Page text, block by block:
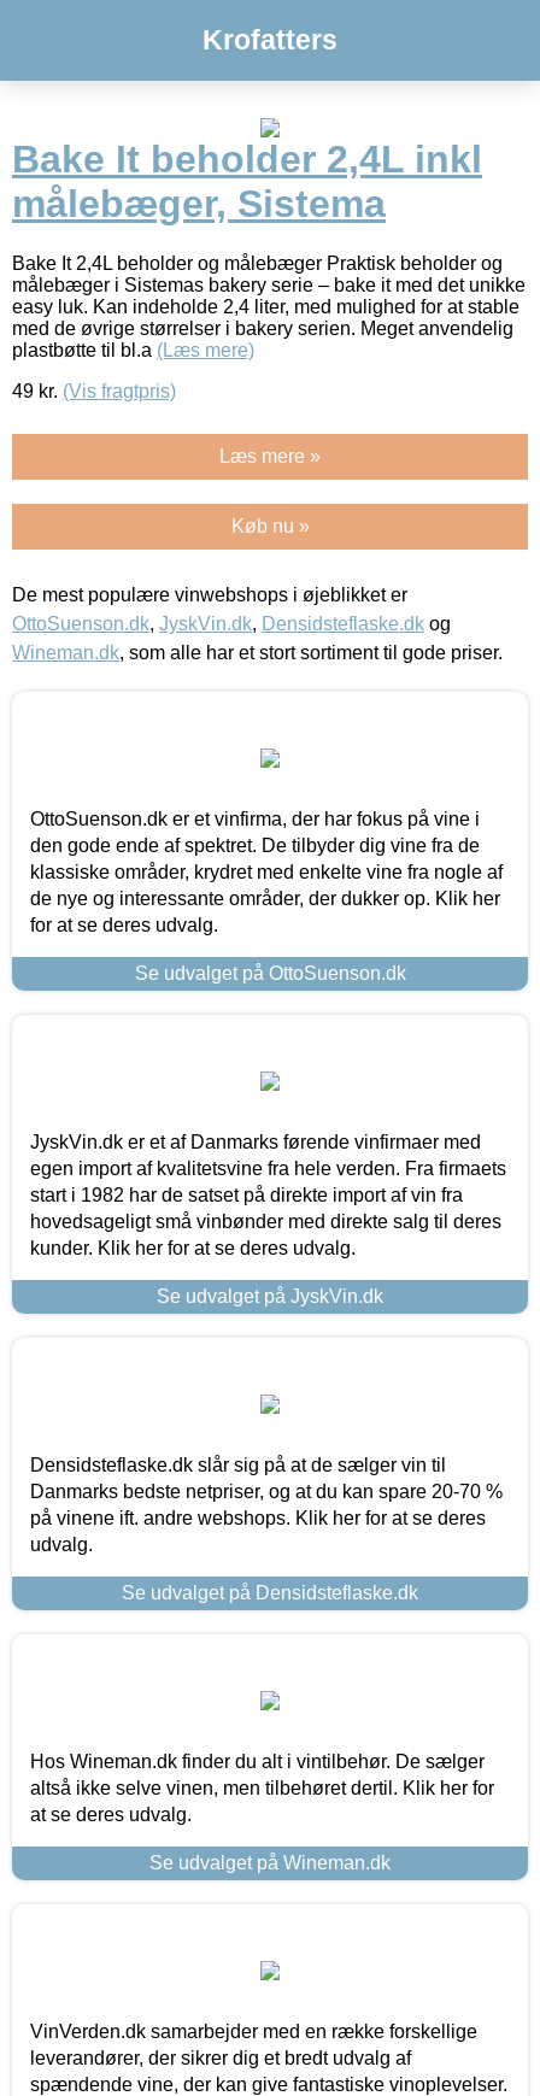
Krofatters
Bake It beholder 2,4L inkl
målebæger, Sistema
Bake It 2,4L beholder og målebæger Praktisk beholder og
målebæger i Sistemas bakery serie – bake it med det unikke
easy luk. Kan indeholde 2,4 liter, med mulighed for at stable
med de øvrige størrelser i bakery serien. Meget anvendelig
plastbøtte til bl.a (Læs mere)
49 kr. (Vis fragtpris)
Læs mere »
Køb nu »
De mest populære vinwebshops i øjeblikket er
OttoSuenson.dk, JyskVin.dk, Densidsteflaske.dk og
Wineman.dk, som alle har et stort sortiment til gode priser.
OttoSuenson.dk er et vinfirma, der har fokus på vine i
den gode ende af spektret. De tilbyder dig vine fra de
klassiske områder, krydret med enkelte vine fra nogle af
de nye og interessante områder, der dukker op. Klik her
for at se deres udvalg.
Se udvalget på OttoSuenson.dk
JyskVin.dk er et af Danmarks førende vinfirmaer med
egen import af kvalitetsvine fra hele verden. Fra firmaets
start i 1982 har de satset på direkte import af vin fra
hovedsageligt små vinbønder med direkte salg til deres
kunder. Klik her for at se deres udvalg.
Se udvalget på JyskVin.dk
Densidsteflaske.dk slår sig på at de sælger vin til
Danmarks bedste netpriser, og at du kan spare 20-70 %
på vinene ift. andre webshops. Klik her for at se deres
udvalg.
Se udvalget på Densidsteflaske.dk
Hos Wineman.dk finder du alt i vintilbehør. De sælger
altså ikke selve vinen, men tilbehøret dertil. Klik her for
at se deres udvalg.
Se udvalget på Wineman.dk
VinVerden.dk samarbejder med en række forskellige
leverandører, der sikrer dig et bredt udvalg af
spændende vine, der kan give fantastiske vinoplevelser.